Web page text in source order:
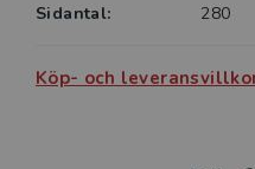
Sidantal:
280
Köp- och